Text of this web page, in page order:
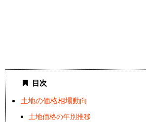
目次
土地の価格相場動向
土地価格の年別推移